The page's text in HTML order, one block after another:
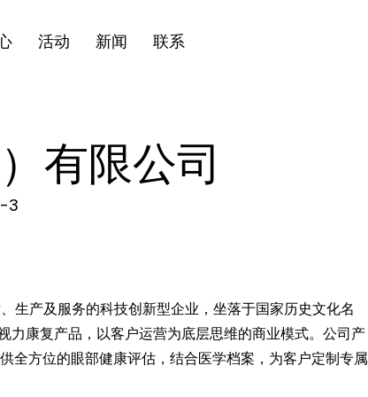
活动 新闻 联系
有限公司
3
生产及服务的科技创新型企业，坐落于国家历史文化名
康复产品，以客户运营为底层思维的商业模式。公司产
全方位的眼部健康评估，结合医学档案，为客户定制专属